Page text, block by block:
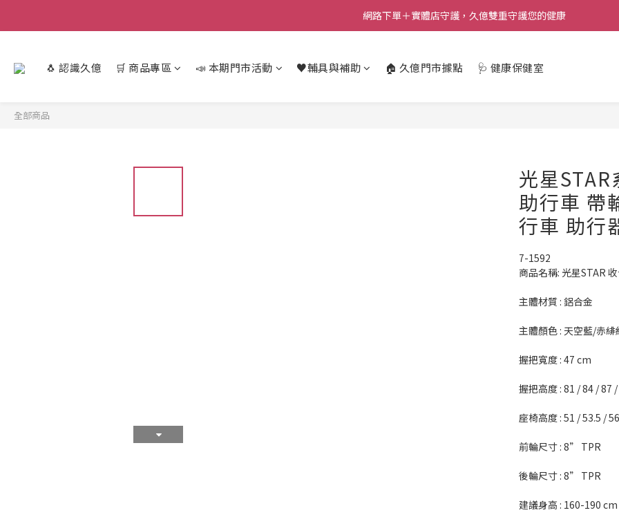
網路下單＋實體店守護，久億雙重守護您的健康
🐧 認識久億 🛒 商品專區 📣 本期門市活動 ♥️輔具與補助 🏠 久億門市據點 🩺 健康保健室
全部商品
光星
助行車 帶
行車 助
7-1592
商品名稱: 光星STAR
主體材質 : 鋁合金
主體顏色 : 天空藍/赤
握把寬度 : 47 cm
握把高度 : 81 / 84 / 87
座椅高度 : 51 / 53.5 /
前輪尺寸 : 8” TPR
後輪尺寸 : 8” TPR
建議身高 : 160-190 cm